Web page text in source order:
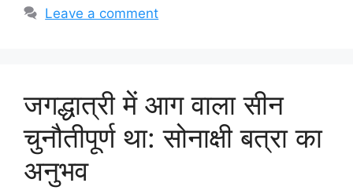
Leave a comment
जगद्धात्री में आग वाला सीन
चुनौतीपूर्ण था: सोनाक्षी बत्रा का
अनुभव